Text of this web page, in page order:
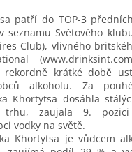
patří do TOP-3
seznamu Světového
Club), vlivného
rekordně krátké době
alkoholu. Za
Khortytsa dosáhla
trhu, zaujala 9.
vodky na světě.
Khortytsa je vůdcem